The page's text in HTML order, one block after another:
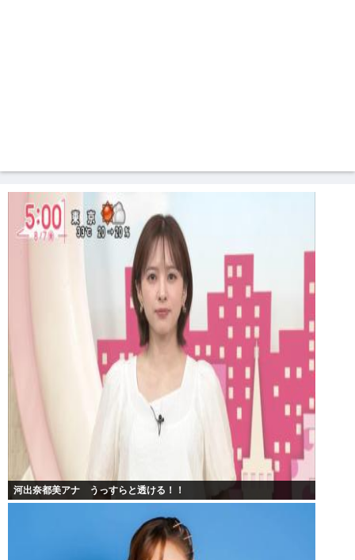
河出奈都美アナ うっすらと透ける！！